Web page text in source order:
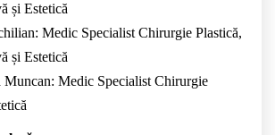
și Estetică
Medic Specialist Chirurgie Plastică,
și Estetică
Muncan: Medic Specialist Chirurgie